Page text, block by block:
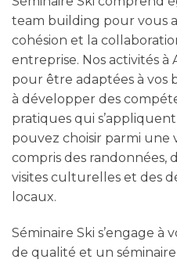
team building pour vous
cohésion et la
entreprise. Nos activités à
pour être adaptées à vos
à développer des
pratiques qui
pouvez choisir parmi une
compris des randonnées,
visites culturelles et des
locaux.
Séminaire Ski s’engage
de qualité et un